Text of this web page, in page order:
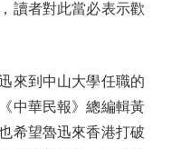
讀者對此當必表示歡
到中山大學任職的
中華民報》總編輯黃
希望魯迅來香港打破